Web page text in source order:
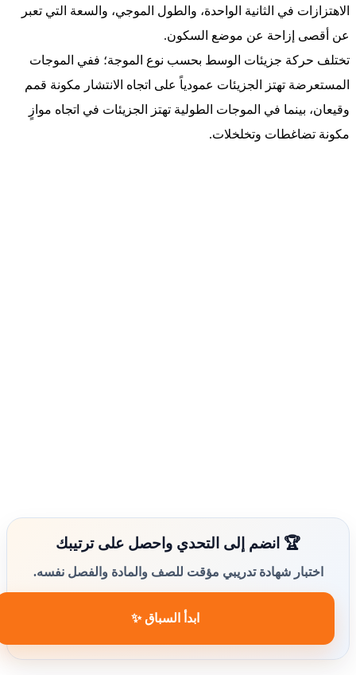
الاهتزازات في الثانية الواحدة، والطول الموجي، والسعة التي تعبر
عن أقصى إزاحة عن موضع السكون.
تختلف حركة جزيئات الوسط بحسب نوع الموجة؛ ففي الموجات
المستعرضة تهتز الجزيئات عمودياً على اتجاه الانتشار مكونة قمم
وقيعان، بينما في الموجات الطولية تهتز الجزيئات في اتجاه موازٍ
مكونة تضاغطات وتخلخلات.
🏆 انضم إلى التحدي واحصل على ترتيبك
اختبار شهادة تدريبي مؤقت للصف والمادة والفصل نفسه.
ابدأ السباق ✨